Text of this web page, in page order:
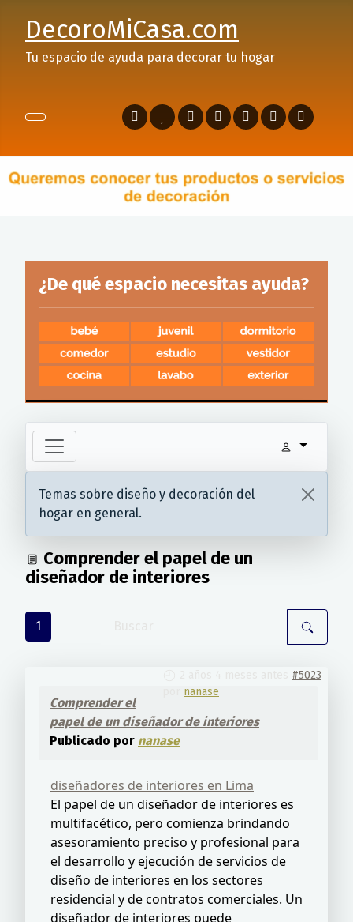
DecoroMiCasa.com
Tu espacio de ayuda para decorar tu hogar
¿De qué espacio necesitas ayuda?
Temas sobre diseño y decoración del
hogar en general.
Comprender el papel de un
diseñador de interiores
1
#5023
nanase
Comprender el
papel de un diseñador de interiores
Publicado por nanase
diseñadores de interiores en Lima
El papel de un diseñador de interiores es
multifacético, pero comienza brindando
asesoramiento preciso y profesional para
el desarrollo y ejecución de servicios de
diseño de interiores en los sectores
residencial y de contratos comerciales. Un
diseñador de interiores puede